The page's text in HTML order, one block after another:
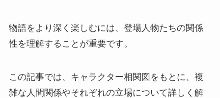
物語をより深く楽しむには、登場人物たちの関係
性を理解することが重要です。
この記事では、キャラクター相関図をもとに、複
雑な人間関係やそれぞれの立場について詳しく解